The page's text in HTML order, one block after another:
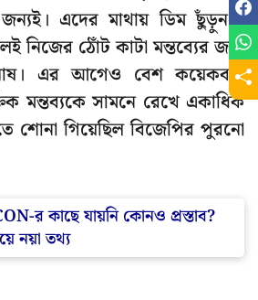
জন্যই। এদের মাথায় ডিম ছুঁড়ুন।”
নিজের ঠোঁট কাটা মন্তব্যের জন্য
এর আগেও বেশ কয়েকবার
মন্তব্যকে সামনে রেখে একাধিক
শোনা গিয়েছিল বিজেপির পুরনো
র কাছে যায়নি কোনও প্রস্তাব?
নয়া তথ্য